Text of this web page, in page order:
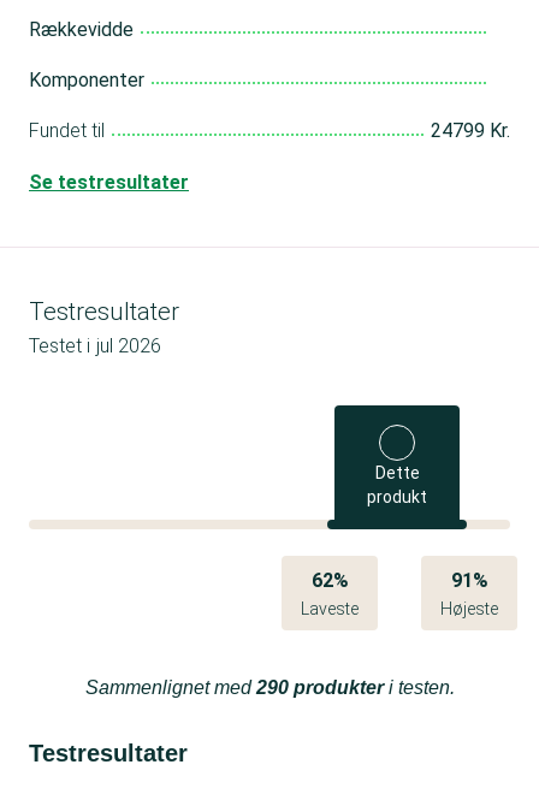
Rækkevidde
Komponenter
Fundet til 24799 Kr.
Se testresultater
Testresultater
Testet i jul 2026
Dette
produkt
62%
Laveste
91%
Højeste
Sammenlignet med290 produkteri testen.
Testresultater